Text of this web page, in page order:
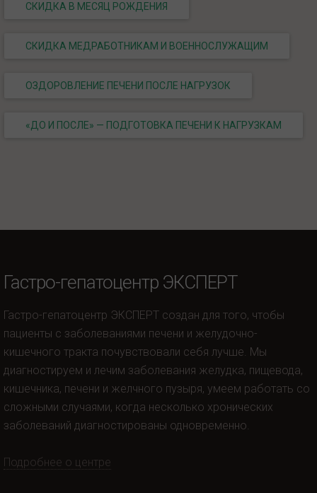
СКИДКА В МЕСЯЦ РОЖДЕНИЯ
СКИДКА МЕДРАБОТНИКАМ И ВОЕННОСЛУЖАЩИМ
ОЗДОРОВЛЕНИЕ ПЕЧЕНИ ПОСЛЕ НАГРУЗОК
«ДО И ПОСЛЕ» — ПОДГОТОВКА ПЕЧЕНИ К НАГРУЗКАМ
Гастро-гепатоцентр ЭКСПЕРТ
Гастро-гепатоцентр ЭКСПЕРТ создан для того, чтобы
пациенты с заболеваниями печени и желудочно-
кишечного тракта почувствовали себя лучше. Мы
диагностируем и лечим заболевания желудка, пищевода,
кишечника, печени и желчного пузыря, умеем работать со
сложными случаями, когда несколько хронических
заболеваний диагностированы одновременно.
Подробнее о центре